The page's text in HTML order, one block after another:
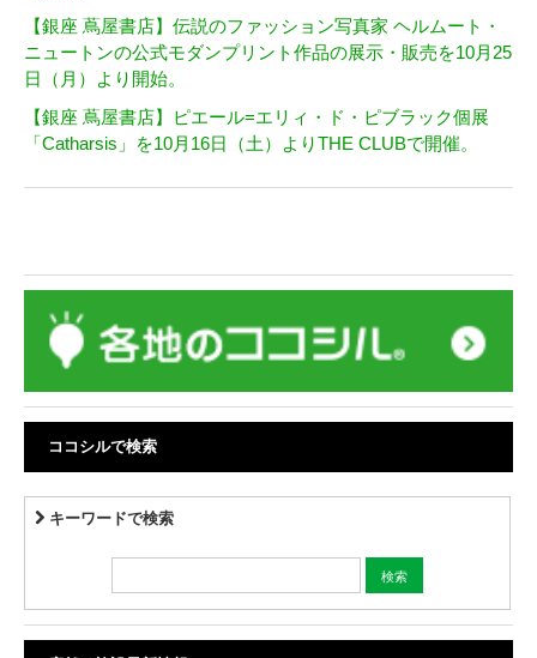
【銀座 蔦屋書店】伝説のファッション写真家 ヘルムート・
ニュートンの公式モダンプリント作品の展示・販売を10月25
日（月）より開始。
【銀座 蔦屋書店】ピエール=エリィ・ド・ピブラック個展
「Catharsis」を10⽉16⽇（土）よりTHE CLUBで開催。
ココシルで検索
キーワードで検索